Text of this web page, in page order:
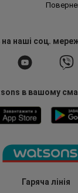
Гаряча лінія
на наші соц.
в вашому